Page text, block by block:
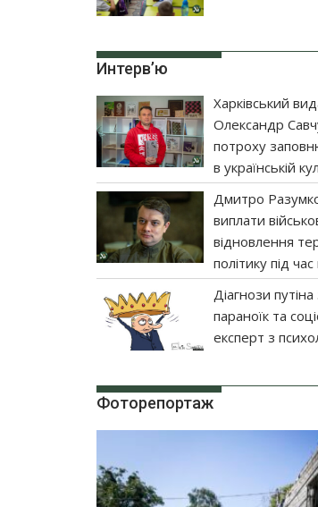
Интерв’ю
Харківський
Олександр
потроху
в українській
Дмитро
виплати
відновлення
політику під час
Діагнози путіна
параноїк та
експерт з
Фоторепортаж